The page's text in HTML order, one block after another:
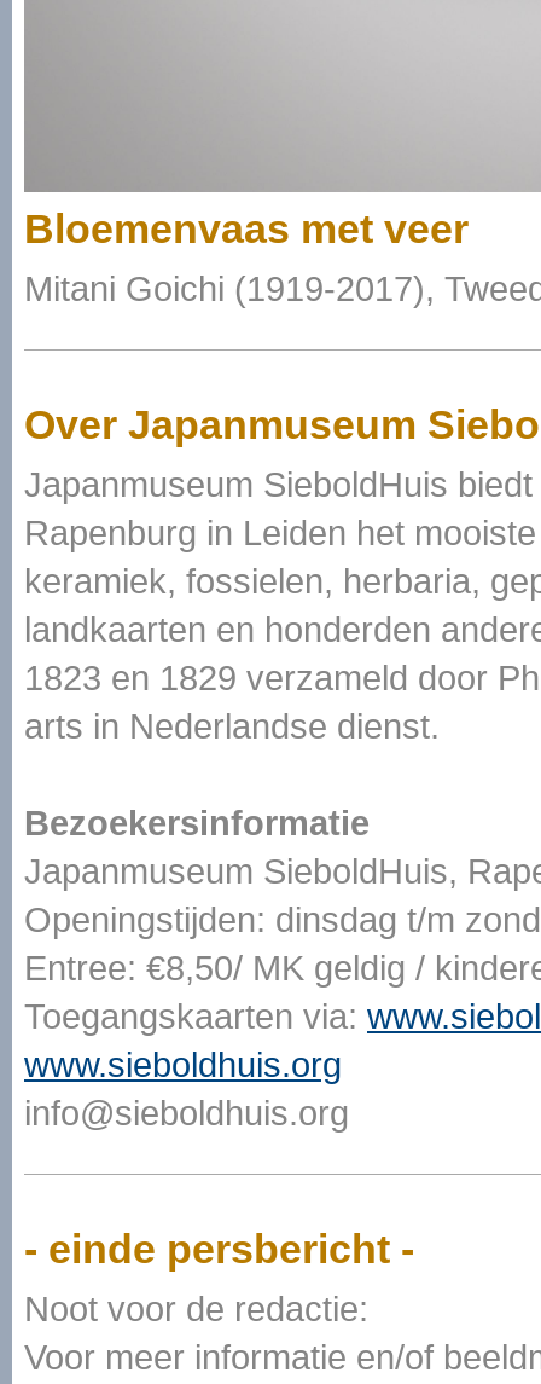
Bloemenvaas met veer
Mitani Goichi (1919-2017),
Over Japanmuseum
Japanmuseum SieboldHuis
Rapenburg in Leiden het
keramiek, fossielen, herbaria,
landkaarten en honderden
1823 en 1829 verzameld door
arts in Nederlandse dienst.
Bezoekersinformatie
Japanmuseum SieboldHuis,
Openingstijden: dinsdag t/m
Entree: €8,50/ MK geldig /
Toegangskaarten via:
www.sieboldhuis.org
info@sieboldhuis.org
- einde persbericht -
Noot voor de redactie:
Voor meer informatie en/of